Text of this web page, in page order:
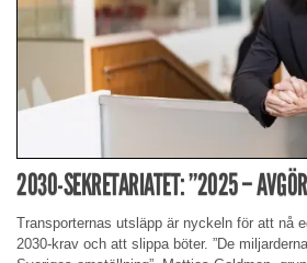
2030-SEKRETARIATET: ”2025 –
Transporternas utsläpp är nyckeln för att nå
2030-krav och att slippa böter. ”De